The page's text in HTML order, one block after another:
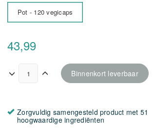
Pot - 120 vegicaps
43,99
Binnenkort leverbaar
Zorgvuldig samengesteld product met 51
hoogwaardige ingrediënten